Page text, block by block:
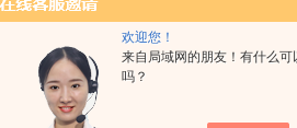
欢迎您！
来自局域网的朋友！有什么可
吗？